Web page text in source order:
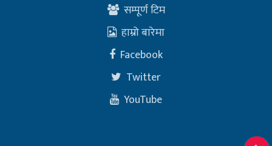
सम्पूर्ण टिम
हाम्रो बारेमा
Facebook
Twitter
YouTube